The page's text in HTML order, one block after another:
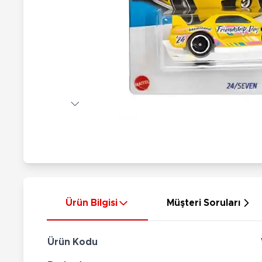
Nerf
Silahlar
Silah Setleri
Kılıç Setleri
Ok Setleri
Ürün Bilgisi Müşteri Soruları
Ürün Kodu